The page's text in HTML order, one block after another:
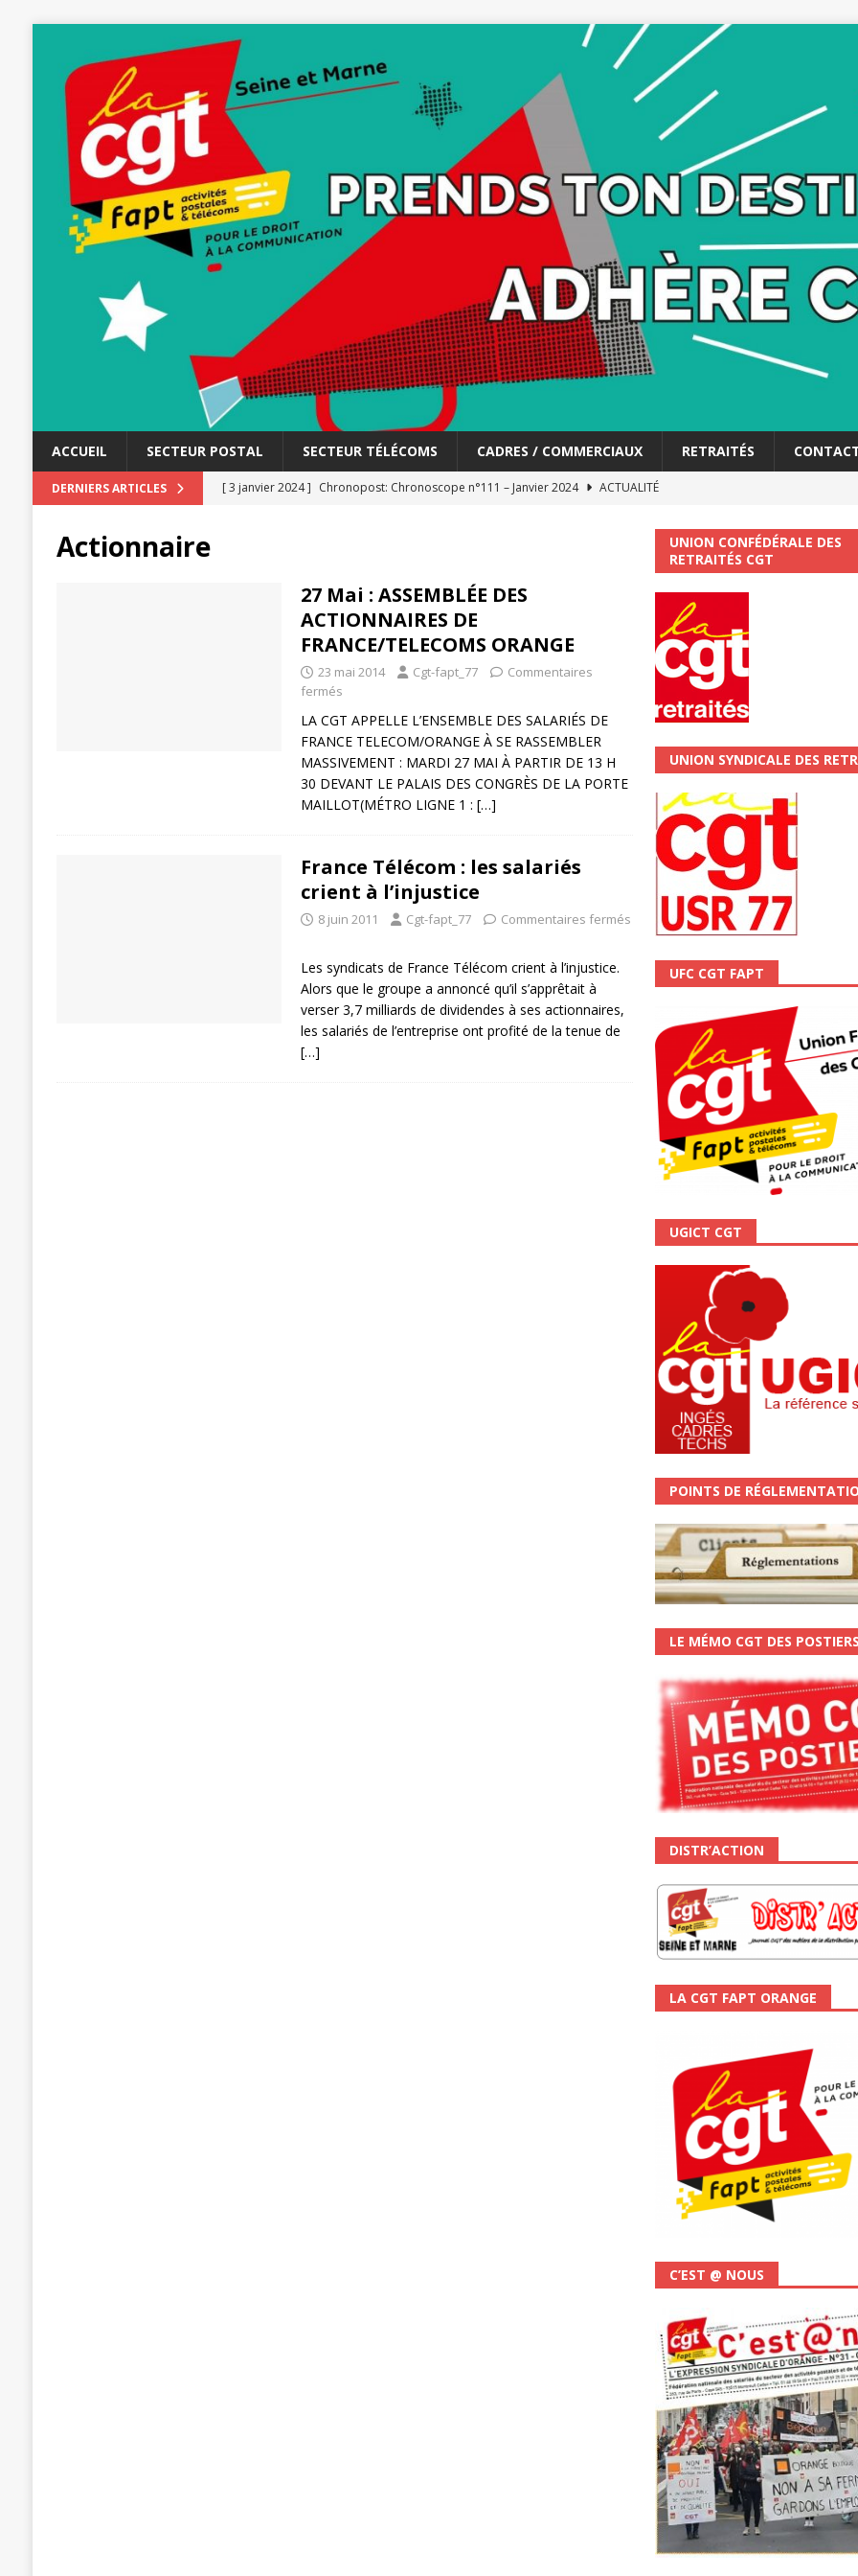
ACCUEIL SECTEUR POSTAL SECTEUR TÉLÉCOMS CADRES / COMMERCIAUX RETRAITÉS
DERNIERS ARTICLES [ 3 janvier 2024 ] Chronopost: Chronoscope n°111 – Janvier 2024
ACTUALITÉ
[ 15 novembre 2023 ]
Postières – Postiers Gardons la main sur nos congés !
la mutuelle à la poste La CGT vous informe
Mutuelle : encore des changements et…. des augmentations pour les salariéS !!!
[ 19 septembre 2025 ] La Poste -Projet de développement de la Direction Commerciale DDCE/Télévente :
SECTEUR POSTAL
[ 16 septembre 2025 ] La Poste – Activités Sociales et Culturelles : Un droit, pas un cadeau !
[ 27 avril 2024 ] 1er MAI 2024 ACTUALITÉ
Actionnaire
27 Mai : ASSEMBLÉE DES
ACTIONNAIRES DE
FRANCE/TELECOMS ORANGE
23 mai 2014 Cgt-fapt_77
Commentaires
fermés
LA CGT APPELLE L’ENSEMBLE DES SALARIÉS DE
FRANCE TELECOM/ORANGE À SE RASSEMBLER
MASSIVEMENT : MARDI 27 MAI À PARTIR DE 13 H
30 DEVANT LE PALAIS DES CONGRÈS DE LA PORTE
MAILLOT(MÉTRO LIGNE 1 : […]
France Télécom : les salariés
crient à l’injustice
8 juin 2011 Cgt-fapt_77 Commentaires fermés
Les syndicats de France Télécom crient à l’injustice.
Alors que le groupe a annoncé qu’il s’apprêtait à
verser 3,7 milliards de dividendes à ses actionnaires,
les salariés de l’entreprise ont profité de la tenue de
[…]
UNION CONFÉDÉRALE DES
RETRAITÉS CGT
UNION SYNDICALE DES
UFC CGT FAPT
UGICT CGT
POINTS DE
LE MÉMO CGT DES
DISTR’ACTION
LA CGT FAPT ORANGE
C’EST @ NOUS